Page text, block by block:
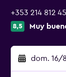
+353 214 812
8,5 Muy
dom. 16/